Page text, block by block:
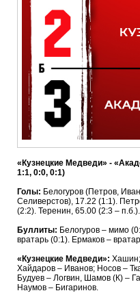
«Кузнецкие Медведи» -
1:1, 0:0, 0:1)
Голы: Белогуров (Петров,
Селиверстов), 17.22 (1:1).
(2:2). Теренин, 65.00 (2:3 – п.б.).
Буллиты: Белогуров – мимо
вратарь (0:1). Ермаков –
«Кузнецкие Медведи»: Хашин;
Хайдаров – Иванов; Носов –
Будуев – Логвин, Шамов (К) –
Наумов – Бигаринов.